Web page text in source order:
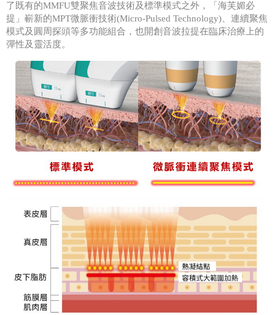
了既有的MMFU雙聚焦音波技術及標準模式之外，「海芙媚必
提」嶄新的MPT微脈衝技術(Micro-Pulsed Technology)、連續聚焦
模式及圓周探頭等多功能組合，也開創音波拉提在臨床治療上的
彈性及靈活度。